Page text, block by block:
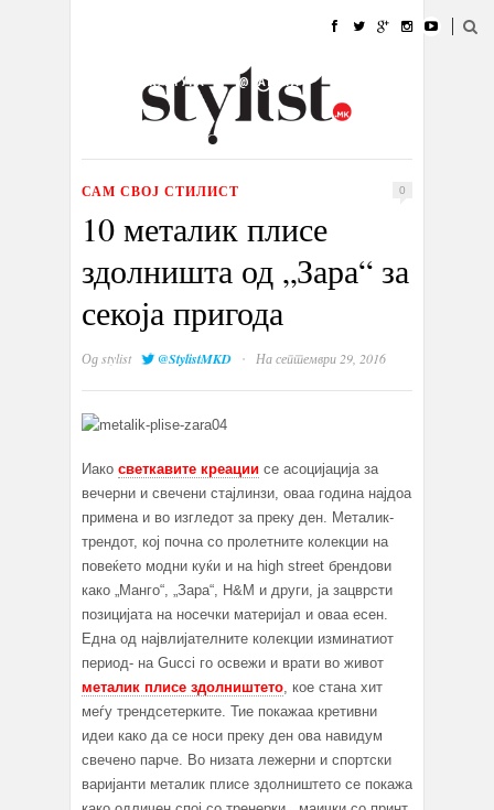
УБАВИНА
КУЛТУРА @РАБОТА
ИЗЛОГ
САМ СВОЈ СТИЛИСТ 0
10 металик плисе
здолништа од „Зара“ за
секоја пригода
Одstylist @StylistMKD · На септември 29, 2016
Иако светкавите креации се асоцијација за
вечерни и свечени стајлинзи, оваа година најдоа
примена и во изгледот за преку ден. Металик-
трендот, кој почна со пролетните колекции на
повеќето модни куќи и на high street брендови
како „Манго“, „Зара“, H&M и други, ја зацврсти
позицијата на носечки материјал и оваа есен.
Една од највлијателните колекции изминатиот
период- на Gucci го освежи и врати во живот
металик плисе здолништето, кое стана хит
меѓу трендсетерките. Тие покажаа кретивни
идеи како да се носи преку ден ова навидум
свечено парче. Во низата лежерни и спортски
варијанти металик плисе здолништето се покажа